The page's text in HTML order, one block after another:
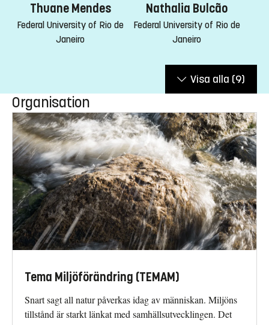
Thuane Mendes
Federal University of Rio de
Janeiro
Nathalia Bulcão
Federal University of Rio de
Janeiro
Visa alla (9)
Organisation
Tema Miljöförändring (TEMAM)
Snart sagt all natur påverkas idag av människan. Miljöns
tillstånd är starkt länkat med samhällsutvecklingen. Det